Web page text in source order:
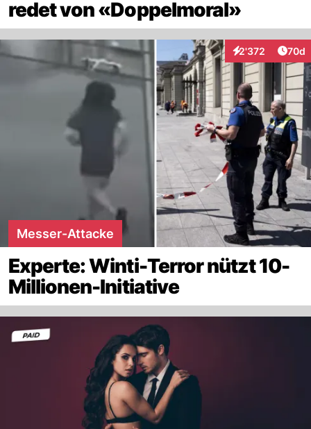
redet von «Doppelmoral»
2'372
Interaktionen70d
Messer-Attacke
Experte: Winti-Terror nützt 10-
Millionen-Initiative